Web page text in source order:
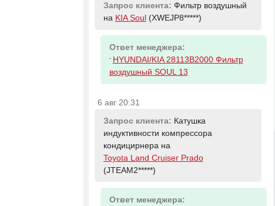
Запрос клиента: Фильтр воздушный
на KIA Soul (XWEJP8*****)
Ответ менеджера:
- HYUNDAI/KIA 28113B2000 Фильтр
воздушный SOUL 13
6 авг 20:31
Запрос клиента: Катушка
индуктивности компрессора
кондицирнера на
Toyota Land Cruiser Prado
(JTEAM2*****)
Ответ менеджера: